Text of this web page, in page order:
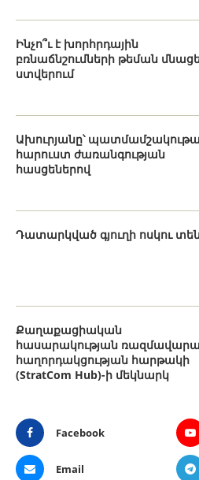
Ինչո՞ւ է խորհրդային
բռնաճնշումների թեման
ստվերում
Ախուրյանը՝
հարուստ ժառանգության
հասցեներով
Դատարկված գյուղի ոսկու
Քաղաքացիական
հասարակության
հաղորդակցության հարթակի
(StratCom Hub)-ի մեկնարկ
Facebook
Email